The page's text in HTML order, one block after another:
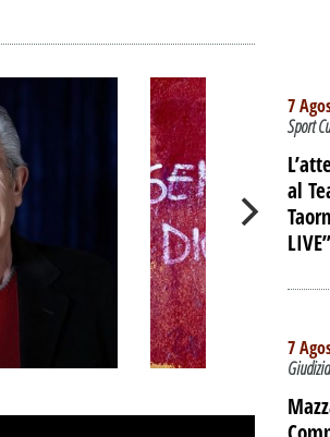
IL
ACAB, OLTRE
7
Sport
al
LIVE”
7